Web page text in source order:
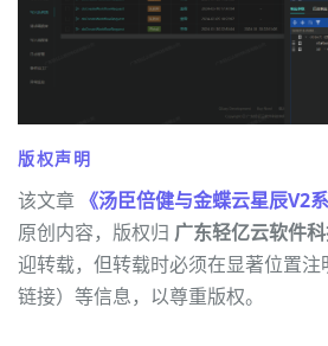
版权声明
该文章 《汤臣倍健与金蝶云星辰V2
原创内容，版权归 广东轻亿云软件
迎转载，但转载时必须在显著位置
链接）等信息，以尊重版权。